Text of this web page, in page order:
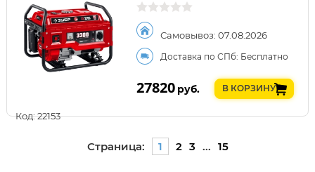
Код: 22153
Самовывоз: 07.08.2026
Доставка по СПб: Бесплатно
27820 руб. В КОРЗИНУ
Страница: 1 2 3 ... 15